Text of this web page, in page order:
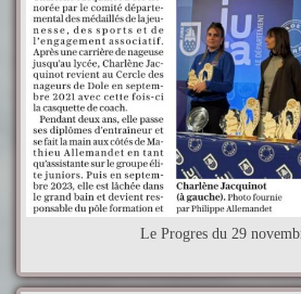
Le Progres du 29